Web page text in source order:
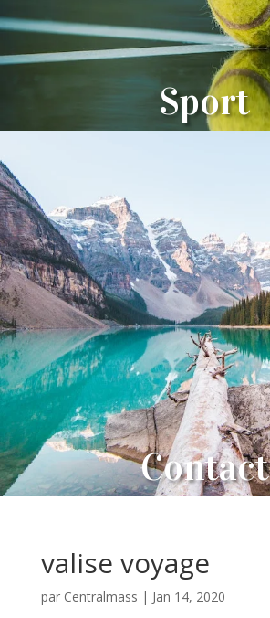
Sport
Contact
valise voyage
par Centralmass | Jan 14, 2020